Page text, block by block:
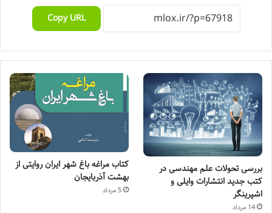
Copy URL
بررسی تحولات علم مهندسی در
کتب جدید انتشارات وایلی و
اشپرینگر
14 مرداد
کتاب مراغه باغ شهر ایران روایتی از
بهشت آذربایجان
5 مرداد